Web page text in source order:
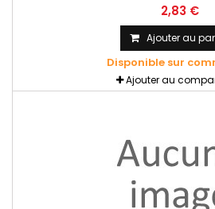
2,83 €
Ajouter au
Disponible sur
Ajouter au